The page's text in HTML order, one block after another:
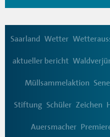
Saarland Wetter
aktueller bericht
Müllsammelaktion
Stiftung Schüler Zeichen
Auersmacher